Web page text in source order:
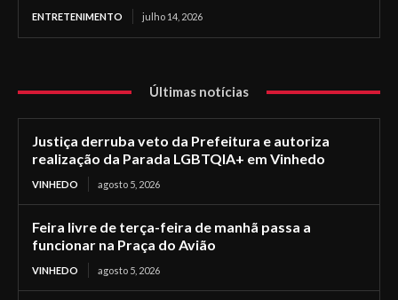
ENTRETENIMENTO julho 14, 2026
Últimas notícias
Justiça derruba veto da Prefeitura e autoriza
realização da Parada LGBTQIA+ em Vinhedo
VINHEDO agosto 5, 2026
Feira livre de terça-feira de manhã passa a
funcionar na Praça do Avião
VINHEDO agosto 5, 2026